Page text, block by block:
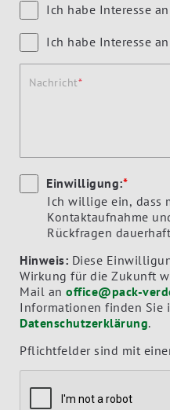
Ich habe Interesse
Ich habe Interesse
Nachricht
Einwilligung:*
Ich willige ein, dass
Kontaktaufnahme
Rückfragen
Hinweis: Diese
Wirkung für die Zukunft
Mail an office@pack-
Informationen finden Sie
Datenschutzerklärung.
Pflichtfelder sind mit